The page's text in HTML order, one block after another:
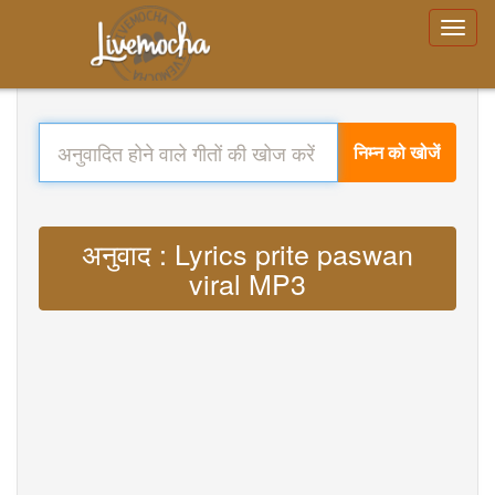
निम्न को खोजें
अनुवाद : Lyrics prite paswan
viral MP3